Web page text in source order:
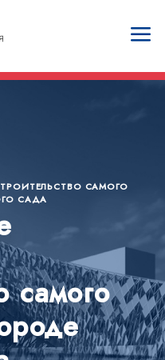
САМОГО
САДА
самого